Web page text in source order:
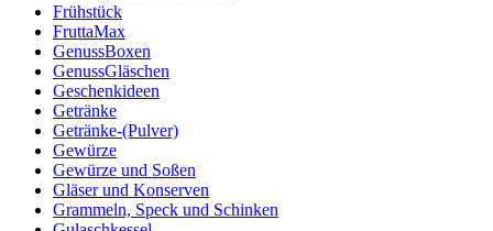
Frühstück
FruttaMax
GenussBoxen
GenussGläschen
Geschenkideen
Getränke
Getränke-(Pulver)
Gewürze
Gewürze und Soßen
Gläser und Konserven
Grammeln, Speck und Schinken